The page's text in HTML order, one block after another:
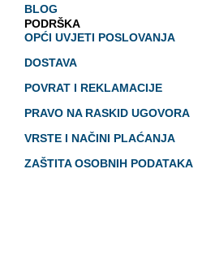
BLOG
PODRŠKA
OPĆI UVJETI POSLOVANJA
DOSTAVA
POVRAT I REKLAMACIJE
PRAVO NA RASKID UGOVORA
VRSTE I NAČINI PLAĆANJA
ZAŠTITA OSOBNIH PODATAKA